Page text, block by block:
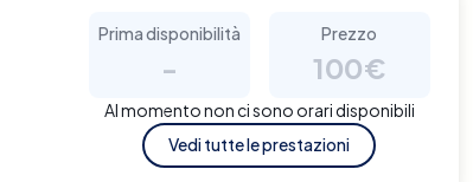
Prima disponibilità
-
Prezzo
100€
Al momento non ci sono orari disponibili
Vedi tutte le prestazioni